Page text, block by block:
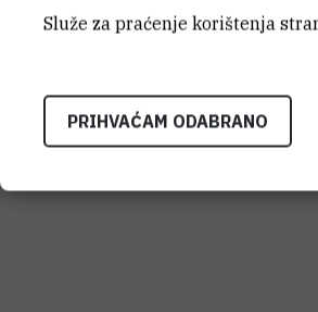
Služe za praćenje korištenja
PRIHVAĆAM ODABRANO